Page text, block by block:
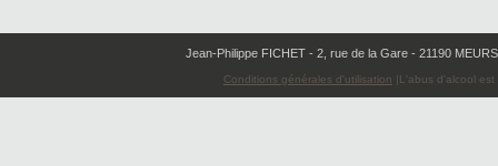
Jean-Philippe FICHET - 2, rue de la Gare - 21190
Conditions générales d'utilisation |L'abus d'alcool